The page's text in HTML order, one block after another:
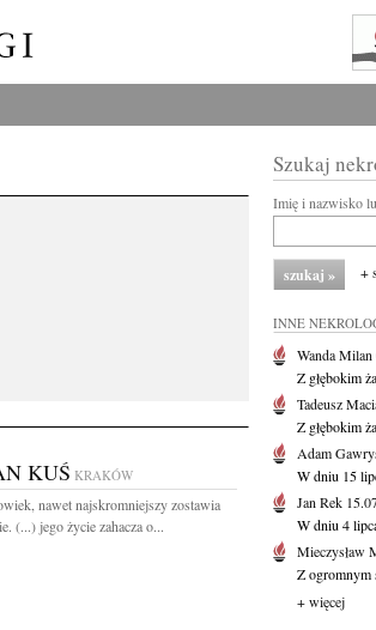
KUŚ KRAKÓW
nawet najskromniejszy zostawia
(...) jego życie zahacza o...
Szukaj
Imię i nazwisko
+
INNE
Wanda Milan
Z głębokim
Tadeusz
Z głębokim
Adam
W dniu 15
Jan Rek
W dniu 4
Mieczysław
Z ogromnym
+ więcej